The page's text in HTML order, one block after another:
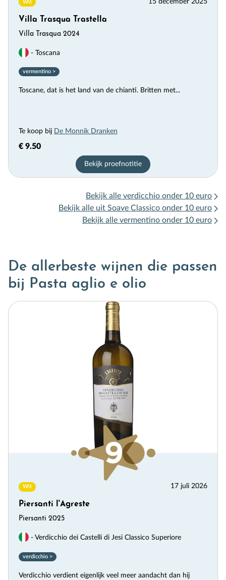
Wit
Villa Trasqua Trastella
Villa Trasqua 2024
- Toscana
vermentino >
Toscane, dat is het land van de chianti. Britten met...
Te koop bij De Monnik Dranken
€ 9.50
Bekijk proefnotitie
Bekijk alle verdicchio onder 10 euro
Bekijk alle uit Soave Classico onder 10 euro
Bekijk alle vermentino onder 10 euro
De allerbeste wijnen die passen
bij Pasta aglio e olio
Wit 17 juli 2026
Piersanti l'Agreste
Piersanti 2025
- Verdicchio dei Castelli di Jesi Classico Superiore
verdicchio >
Verdicchio verdient eigenlijk veel meer aandacht dan hij